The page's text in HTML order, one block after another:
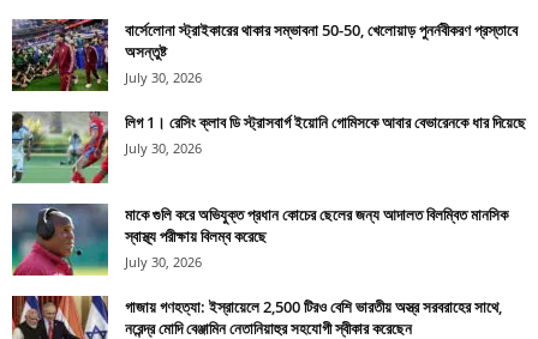
বার্সেলোনা স্ট্রাইকারের থাকার সম্ভাবনা 50-50, খেলোয়াড় পুনর্নবীকরণ প্রস্তাবে
অসন্তুষ্ট
July 30, 2026
লিগ 1। রেসিং ক্লাব ডি স্ট্রাসবার্গ ইয়োনি গোমিসকে আবার বেভারেনকে ধার দিয়েছে
July 30, 2026
মাকে গুলি করে অভিযুক্ত প্রধান কোচের ছেলের জন্য আদালত বিলম্বিত মানসিক
স্বাস্থ্য পরীক্ষায় বিলম্ব করেছে
July 30, 2026
গাজায় গণহত্যা: ইস্রায়েলে 2,500 টিরও বেশি ভারতীয় অস্ত্র সরবরাহের সাথে,
নরেন্দ্র মোদি বেঞ্জামিন নেতানিয়াহুর সহযোগী স্বীকার করেছেন